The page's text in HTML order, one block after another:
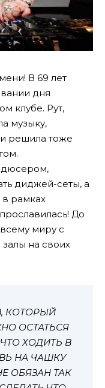
В 69 лет
дня
клубе. Рут,
музыку,
решила тоже
диджей-сеты, а
в рамках
До
миру с
на своих
КОТОРЫЙ
ОСТАТЬСЯ
ХОДИТЬ В
НА ЧАШКУ
ОБЯЗАН ТАК